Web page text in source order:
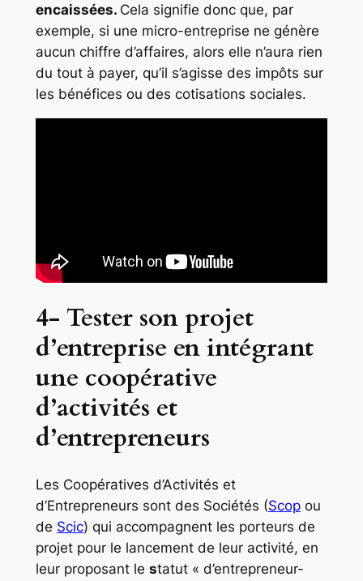
encaissées. Cela signifie donc que, par
exemple, si une micro-entreprise ne génère
aucun chiffre d’affaires, alors elle n’aura rien
du tout à payer, qu’il s’agisse des impôts sur
les bénéfices ou des cotisations sociales.
4- Tester son projet
d’entreprise en intégrant
une coopérative
d’activités et
d’entrepreneurs
Les Coopératives d’Activités et
d’Entrepreneurs sont des Sociétés (Scopou
de Scic) qui accompagnent les porteurs de
projet pour le lancement de leur activité, en
leur proposant le statut « d’entrepreneur-